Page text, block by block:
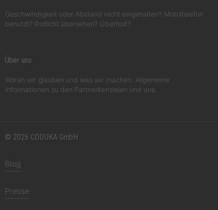
Geschwindigkeit oder Abstand nicht eingehalten? Mobiltelefon
benutzt? Rotlicht übersehen? Überholt?
Über uns
Woran wir glauben und was wir machen. Allgemeine
Informationen zu den Partnerkanzleien und uns.
© 2026 CODUKA GmbH
Blog
Presse